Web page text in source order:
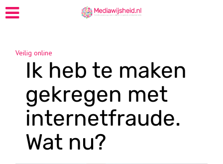
Veilig online
Ik heb te maken
gekregen met
internetfraude.
Wat nu?